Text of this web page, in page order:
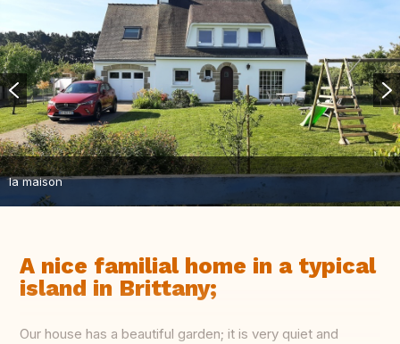
la maison
A nice familial home in a typical
island in Brittany;
Our house has a beautiful garden; it is very quiet and